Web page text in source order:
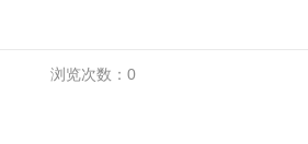
浏览次数： 0